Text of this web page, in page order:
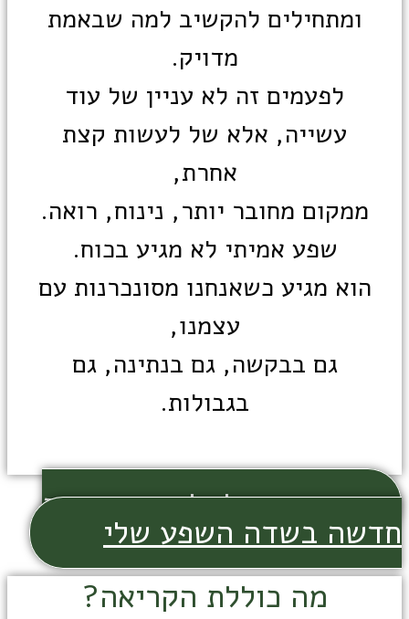
ומתחילים להקשיב למה שבאמת
מדויק.
לפעמים זה לא עניין של עוד
עשייה, אלא של לעשות קצת
אחרת,
ממקום מחובר יותר, נינוח, רואה.
שפע אמיתי לא מגיע בכוח.
הוא מגיע כשאנחנו מסונכרנות עם
עצמנו,
גם בבקשה, גם בנתינה, גם
בגבולות.
כן, בא לי לפתוח תנועה
חדשה בשדה השפע שלי
מה כוללת הקריאה?